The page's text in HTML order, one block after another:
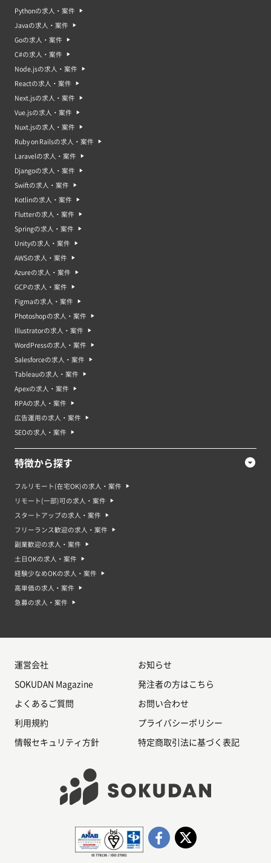
Pythonの求人・案件
Javaの求人・案件
Goの求人・案件
C#の求人・案件
Node.jsの求人・案件
Reactの求人・案件
Next.jsの求人・案件
Vue.jsの求人・案件
Nuxt.jsの求人・案件
Ruby on Railsの求人・案件
Laravelの求人・案件
Djangoの求人・案件
Swiftの求人・案件
Kotlinの求人・案件
Flutterの求人・案件
Springの求人・案件
Unityの求人・案件
AWSの求人・案件
Azureの求人・案件
GCPの求人・案件
Figmaの求人・案件
Photoshopの求人・案件
Illustratorの求人・案件
WordPressの求人・案件
Salesforceの求人・案件
Tableauの求人・案件
Apexの求人・案件
RPAの求人・案件
広告運用の求人・案件
SEOの求人・案件
特徴から探す
フルリモート(在宅OK)の求人・案件
リモート(一部)可の求人・案件
スタートアップの求人・案件
フリーランス歓迎の求人・案件
副業歓迎の求人・案件
土日OKの求人・案件
経験少なめOKの求人・案件
高単価の求人・案件
急募の求人・案件
運営会社 お知らせ
SOKUDAN Magazine 発注者の方はこちら
よくあるご質問 お問い合わせ
利用規約 プライバシーポリシー
情報セキュリティ方針 特定商取引法に基づく表記